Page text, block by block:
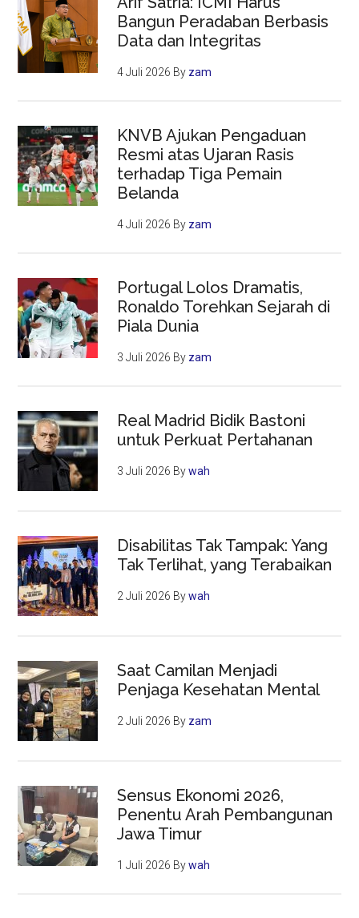
Bangun Peradaban Berbasis
Data dan Integritas
4 Juli 2026 By zam
KNVB Ajukan Pengaduan
Resmi atas Ujaran Rasis
terhadap Tiga Pemain
Belanda
4 Juli 2026 By zam
Portugal Lolos Dramatis,
Ronaldo Torehkan Sejarah di
Piala Dunia
3 Juli 2026 By zam
Real Madrid Bidik Bastoni
untuk Perkuat Pertahanan
3 Juli 2026 Bywah
Disabilitas Tak Tampak: Yang
Tak Terlihat, yang Terabaikan
2 Juli 2026 Bywah
Saat Camilan Menjadi
Penjaga Kesehatan Mental
2 Juli 2026 By zam
Sensus Ekonomi 2026,
Penentu Arah Pembangunan
Jawa Timur
1 Juli 2026 Bywah